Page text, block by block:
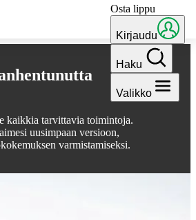
kaikkia tarvittavia toimintoja.
uusimpaan versioon,
varmistamiseksi.
Osta lippu
Kirjaudu
Haku
Valikko